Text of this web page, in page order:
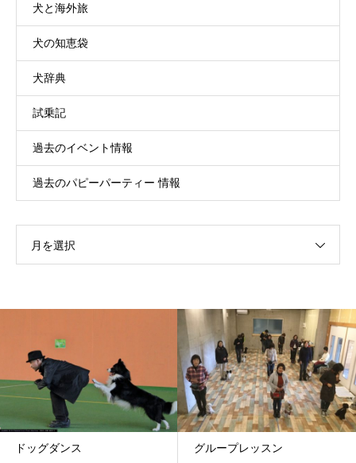
犬と海外旅
犬の知恵袋
犬辞典
試乗記
過去のイベント情報
過去のパピーパーティー 情報
月を選択
グループレッスン 幼稚園/ルーデンスクラス